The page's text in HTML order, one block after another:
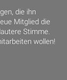
die ihn
Mitglied die
Stimme.
wollen!